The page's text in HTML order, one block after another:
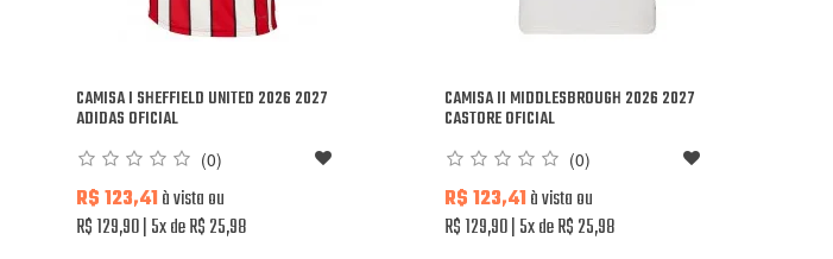
CAMISA I SHEFFIELD UNITED 2026 2027
ADIDAS OFICIAL
(0)
R$ 123,41à vista ou
R$ 129,90 5x de R$ 25,98
CAMISA II MIDDLESBROUGH 2026 2027
CASTORE OFICIAL
(0)
R$ 123,41à vista ou
R$ 129,90 5x de R$ 25,98